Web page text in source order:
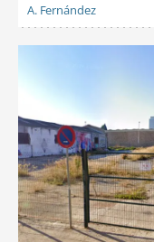
A. Fernández